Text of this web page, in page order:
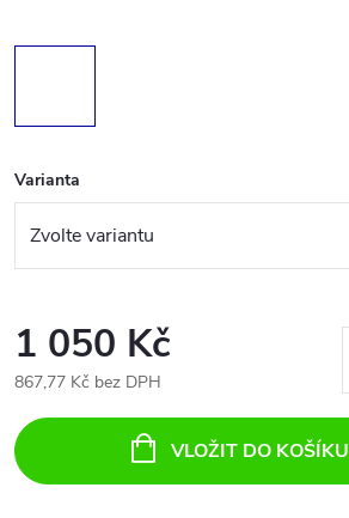
Varianta
1 050 Kč
867,77 Kč bez DPH
cena:
VLOŽIT DO KOŠÍKU